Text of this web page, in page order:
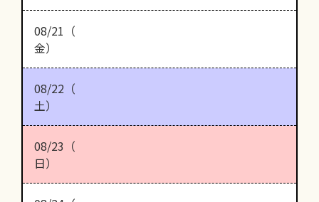
08/21（
金）
08/22（
土）
08/23（
日）